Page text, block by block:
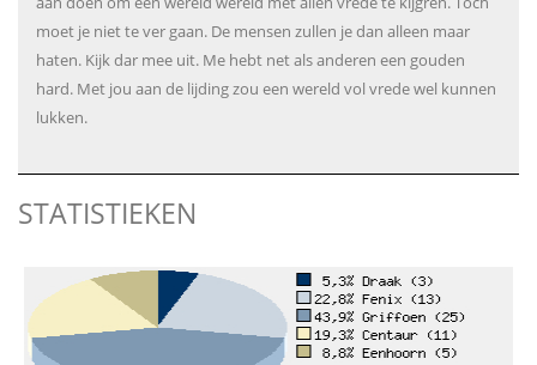
moet je niet te ver gaan. De mensen zullen je dan alleen maar
haten. Kijk dar mee uit. Me hebt net als anderen een gouden
hard. Met jou aan de lijding zou een wereld vol vrede wel kunnen
lukken.
STATISTIEKEN